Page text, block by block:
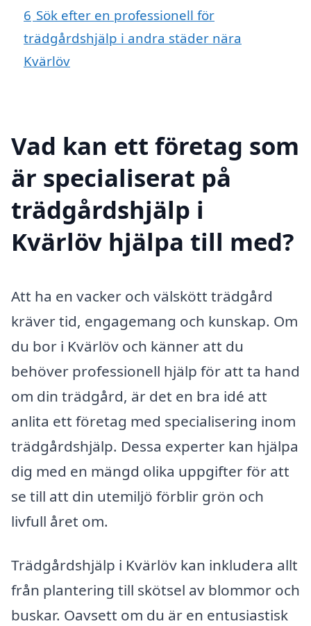
6 Sök efter en professionell för
trädgårdshjälp i andra städer nära
Kvärlöv
Vad kan ett företag som
är specialiserat på
trädgårdshjälp i
Kvärlöv hjälpa till med?
Att ha en vacker och välskött trädgård
kräver tid, engagemang och kunskap. Om
du bor i Kvärlöv och känner att du
behöver professionell hjälp för att ta hand
om din trädgård, är det en bra idé att
anlita ett företag med specialisering inom
trädgårdshjälp. Dessa experter kan hjälpa
dig med en mängd olika uppgifter för att
se till att din utemiljö förblir grön och
livfull året om.
Trädgårdshjälp i Kvärlöv kan inkludera allt
från plantering till skötsel av blommor och
buskar. Oavsett om du är en entusiastisk